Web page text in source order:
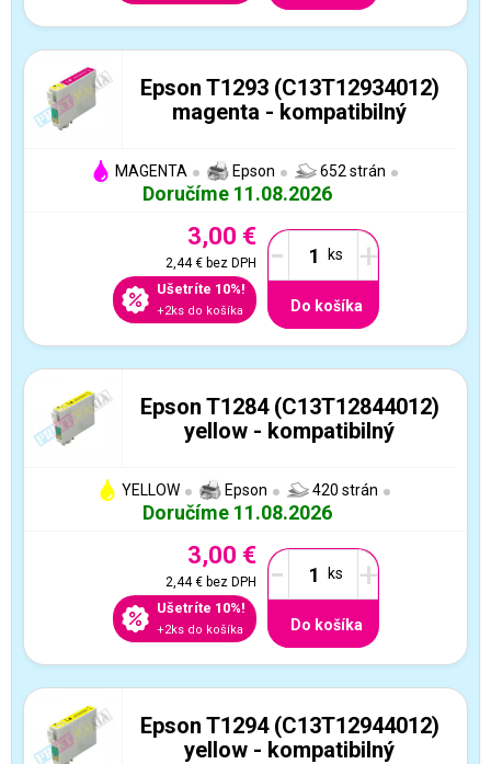
Epson T1293 (C13T12934012)
magenta - kompatibilný
MAGENTA Epson 652 strán
Doručíme 11.08.2026
3,00 €
2,44 €bez DPH
Ušetríte 10%!
+2ks do košíka
- +
Do košíka
Epson T1284 (C13T12844012)
yellow - kompatibilný
YELLOW Epson 420 strán
Doručíme 11.08.2026
3,00 €
2,44 €bez DPH
Ušetríte 10%!
+2ks do košíka
- +
Do košíka
Epson T1294 (C13T12944012)
yellow - kompatibilný